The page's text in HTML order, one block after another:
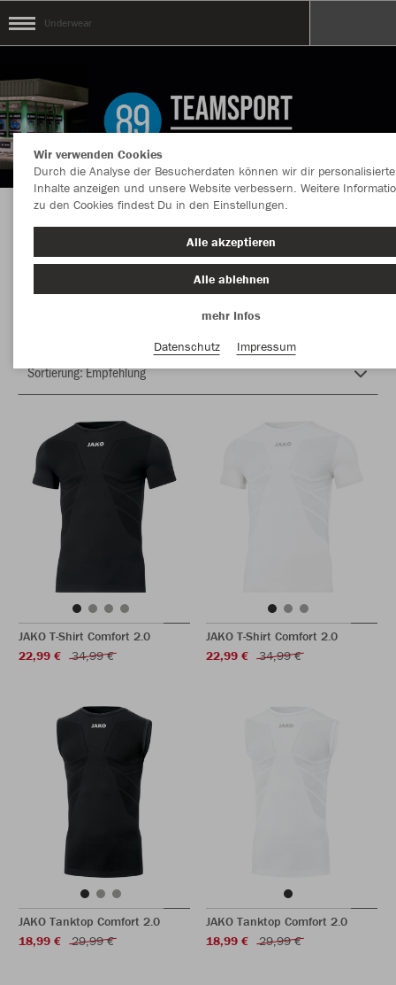
Underwear
Herzlich Willkommen im Teamshop Underwear
JAKO T-Shirt Comfort 2.0
22,99 €
34,99 €
JAKO T-Shirt Comfort 2.0
22,99 €
34,99 €
JAKO Tanktop Comfort 2.0
18,99 €
29,99 €
JAKO Tanktop Comfort 2.0
18,99 €
29,99 €
Wir verwenden Cookies
Durch die Analyse der Besucherdaten können wir dir personalisierte
Inhalte anzeigen und unsere Website verbessern. Weitere
zu den Cookies findest Du in den Einstellungen.
Alle akzeptieren
Alle ablehnen
mehr Infos
Datenschutz
Impressum